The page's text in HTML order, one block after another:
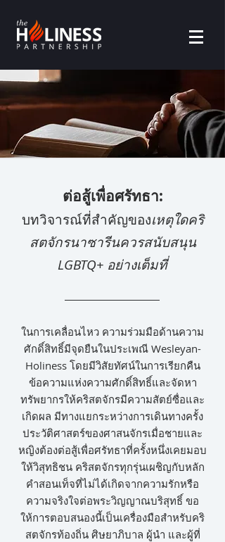
ต่อสู้เพื่อศรัทธา:
บทวิจารณ์ที่สำคัญของเหตุใดคริ
สตจักรนาซารีนควรสนับสนุน
LGBTQ+ อย่างเต็มที่
ในการเคลื่อนไหว ความร่วมมือด้านความ
ศักดิ์สิทธิ์มีจุดยืนในประเพณี Wesleyan-
Holiness โดยมีวิสัยทัศน์ในการเรียกคืน
ข้อความแห่งความศักดิ์สิทธิ์และจัดหา
ทรัพยากรให้คริสตจักรมีความสัตย์ซื่อและ
เกิดผล มีทางแยกระหว่างการเดินทางครั้ง
ประวัติศาสตร์ของศาสนจักรเมื่อชายและ
หญิงต้องต่อสู้เพื่อศรัทธาที่ครั้งหนึ่งเคยมอบ
ให้วิสุทธิชน คริสตจักรทุกรุ่นเผชิญกับหลัก
คำสอนเท็จที่ไม่ได้เกิดจากความรักหรือ
ความจริงใจต่อพระวิญญาณบริสุทธิ์ ขอ
ให้การตอบสนองนี้เป็นเครื่องมือสำหรับคริ
สตจักรท้องถิ่น ศิษยาภิบาล ผู้นำ และผู้ที่